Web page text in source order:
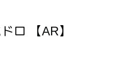
ロ 【AR】